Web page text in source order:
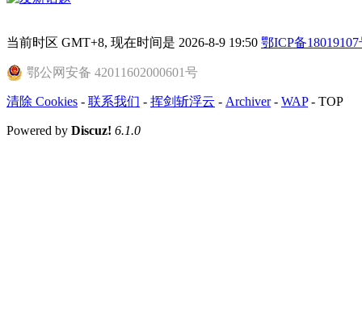
当前时区 GMT+8, 现在时间是 2026-8-9 19:50 鄂ICP备18019107
鄂公网安备 42011602000601号
清除 Cookies - 联系我们 - 挥剑斩浮云 - Archiver- WAP- TOP
Powered by Discuz! 6.1.0